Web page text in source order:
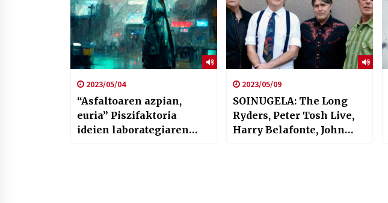
2023/05/04
“Asfaltoaren azpian,
euria” Piszifaktoria
ideien laborategiaren
2023/05/09
SOINUGELA: The Long
Ryders, Peter Tosh Live,
Harry Belafonte, John